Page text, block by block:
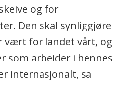
og for
Den skal synliggjøre
vært for landet vårt, og
som arbeider i hennes
internasjonalt, sa